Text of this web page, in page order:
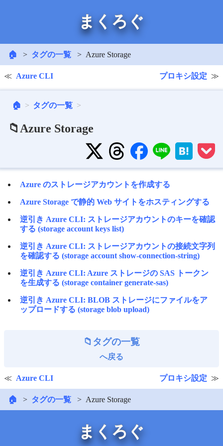
まくろぐ
🏠 タグの一覧 Azure Storage
Azure CLI プロキシ設定
🏠 タグの一覧
📁Azure Storage
Azure のストレージアカウントを作成する
Azure Storage で静的 Web サイトをホスティングする
逆引き Azure CLI: ストレージアカウントのキーを確認
する (storage account keys list)
逆引き Azure CLI: ストレージアカウントの接続文字列
を確認する (storage account show-connection-string)
逆引き Azure CLI: Azure ストレージの SAS トークン
を生成する (storage container generate-sas)
逆引き Azure CLI: BLOB ストレージにファイルをア
ップロードする (storage blob upload)
タグの一覧
へ戻る
Azure CLI プロキシ設定
🏠 タグの一覧 Azure Storage
まくろぐ